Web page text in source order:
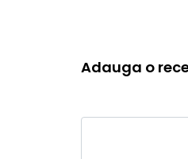
Adauga o